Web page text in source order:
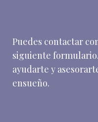
Puedes contactar
siguiente
ayudarte y
ensueño.